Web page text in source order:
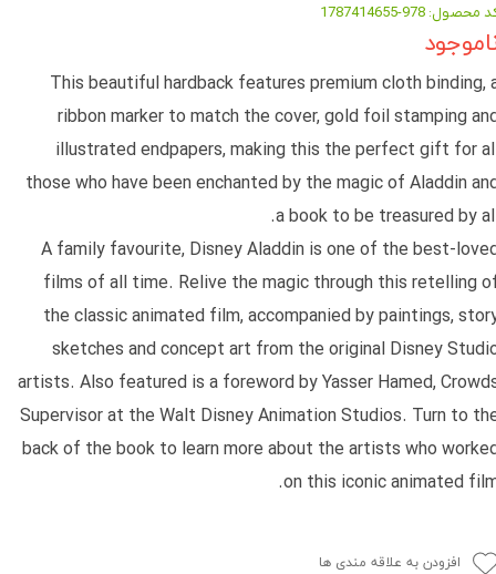
محصول: 978-1787414655
This beautiful hardback features premium cloth binding,
ribbon marker to match the cover, gold foil stamping
illustrated endpapers, making this the perfect gift for
those who have been enchanted by the magic of Aladdin
a book to be treasured by
A family favourite, Disney Aladdin is one of the best-
films of all time. Relive the magic through this retelling
the classic animated film, accompanied by paintings,
sketches and concept art from the original Disney
artists. Also featured is a foreword by Yasser Hamed,
Supervisor at the Walt Disney Animation Studios. Turn to
back of the book to learn more about the artists who
on this iconic animated
افزودن به علاقه مندی ها